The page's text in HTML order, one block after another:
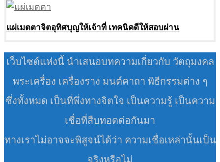
แผ่เมตตาจิตอุทิศบุญให้เจ้าที่ เทคนิคดีให้สอบผ่าน
เว็บไซต์แห่งนี้ นำเสนอบทความเกี่ยวกับ วัตถุมงคล
พระเครื่อง เครื่องราง มนต์คาถา พิธีกรรมต่าง ๆ
ซึ่งทั้งหมด เป็นที่พึ่งทางจิตใจ เป็นความรู้ เป็นความ
เชื่อที่สืบทอดต่อกันมา
ทางเราไม่อาจจะพิสูจน์ได้ว่า ความเชื่อเหล่านั้นเป็น
จริงหรือไม่